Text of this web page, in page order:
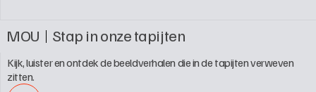
MOU Stap in onze tapijten
Kijk, luister en ontdek de beeldverhalen die in de tapijten verweven
zitten.